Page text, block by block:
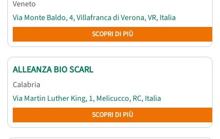
Veneto
Via Monte Baldo, 4, Villafranca di Verona, VR, Italia
SCOPRI DI PIÙ
ALLEANZA BIO SCARL
Calabria
Via Martin Luther King, 1, Melicucco, RC, Italia
SCOPRI DI PIÙ